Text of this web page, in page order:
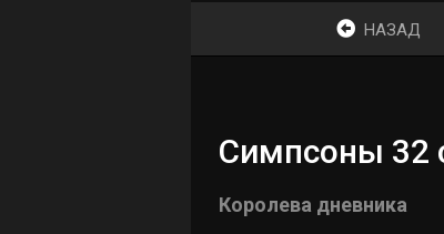
НАЗАД
Симпсоны 32
Королева дневника